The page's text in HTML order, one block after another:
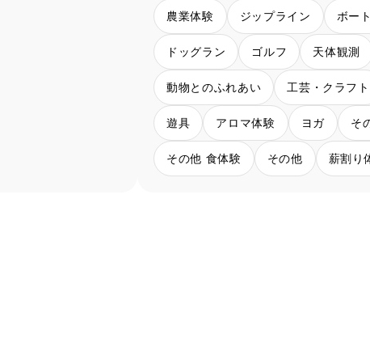
農業体験 ジップライン ボー
ドッグラン ゴルフ 天体観測
動物とのふれあい 工芸・クラフト
遊具 アロマ体験 ヨガ そ
その他 食体験 その他 薪割り